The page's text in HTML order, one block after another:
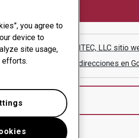
RMS-TRITEC, LLC sitio
Mostrar direcciones en
you agree to
device to
site usage,
efforts.